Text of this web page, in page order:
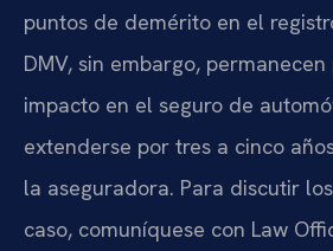
puntos de demérito en el
DMV, sin embargo,
impacto en el seguro de
extenderse por tres a cinco
la aseguradora. Para discutir
caso, comuníquese con Law